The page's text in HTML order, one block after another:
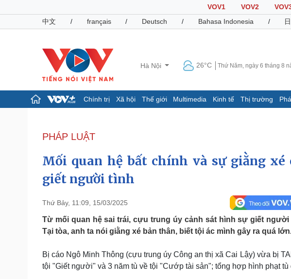
VOV1 VOV2
中文
/ français / Deutsch / Bahasa Indonesia /
Hà Nội 26°C Thứ Năm, ngày 6 tháng 8
Chính trị Xã hội Thế giới Multimedia Kinh tế Thị trường
Đảng
Tổ chức nhân sự
Quốc hội
Nhận diện sự thật
Giáo dục
Dấu ấn VOV
Hồ sơ
Pháp luật
Tin nóng
Tư vấn luật
Việt Nam
Phân tích
Thể thao
Lịch thi đấu
Thế giới thể thao
Hậu trường
Sức khỏe
Đời sống
Văn hóa
PHÁP LUẬT
Mối quan hệ bất chính và sự giằng
giết người tình
Thứ Bảy, 11:09, 15/03/2025
Từ mối quan hệ sai trái, cựu trung úy cảnh sát hình sự giết
Tại tòa, anh ta nói giằng xé bản thân, biết tội ác mình gây ra quá
Bị cáo Ngô Minh Thông (cựu trung úy Công an thị xã Cai Lậy) vừa bị
tội "Giết người" và 3 năm tù về tội "Cướp tài sản"; tổng hợp hình phạt tù